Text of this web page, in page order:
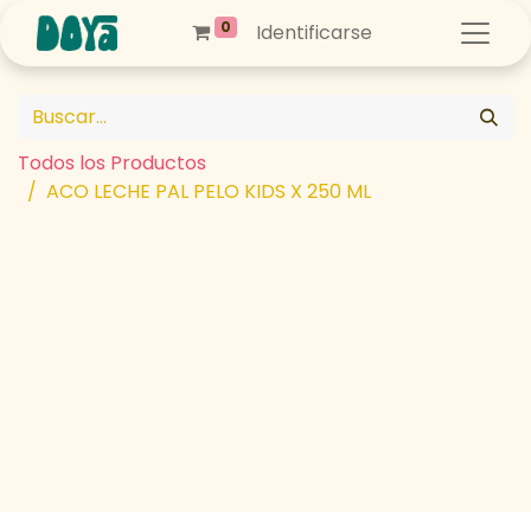
0 Identificarse
Todos los Productos
ACO LECHE PAL PELO KIDS X 250 ML